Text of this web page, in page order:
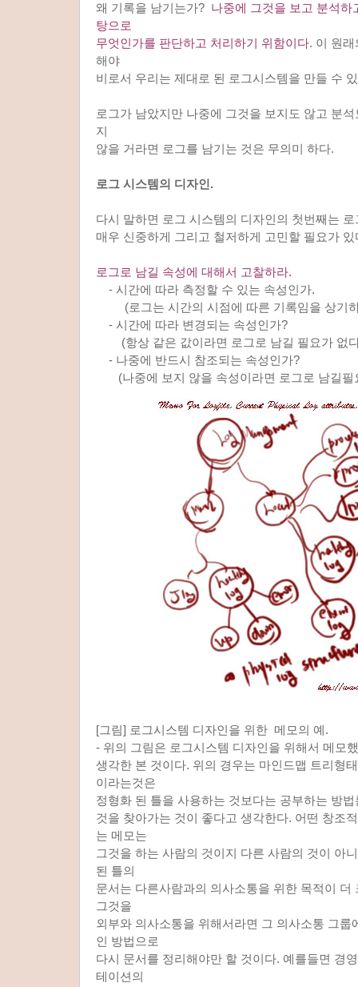
왜 기록을 남기는가? 나중에 그것을 보고 분석하
탕으로
무엇인가를 판단하고 처리하기 위함이다. 이 원
해야
비로서 우리는 제대로 된 로그시스템을 만들 수
로그가 남았지만 나중에 그것을 보지도 않고 분
지
않을 거라면 로그를 남기는 것은 무의미 하다.
로그 시스템의 디자인.
다시 말하면 로그 시스템의 디자인의 첫번째는
매우 신중하게 그리고 철저하게 고민할 필요가 있
로그로 남길 속성에 대해서 고찰하라.
- 시간에 따라 측정할 수 있는 속성인가.
(로그는 시간의 시점에 따른 기록임을 상기
- 시간에 따라 변경되는 속성인가?
(항상 같은 값이라면 로그로 남길 필요가 없
- 나중에 반드시 참조되는 속성인가?
(나중에 보지 않을 속성이라면 로그로 남길필
[그림] 로그시스템 디자인을 위한 메모의 예.
- 위의 그림은 로그시스템 디자인을 위해서 메모
생각한 본 것이다. 위의 경우는 마인드맵 트리형
이라는것은
정형화 된 틀을 사용하는 것보다는 공부하는 방
것을 찾아가는 것이 좋다고 생각한다. 어떤 창조
는 메모는
그것을 하는 사람의 것이지 다른 사람의 것이 아
된 틀의
문서는 다른사람과의 의사소통을 위한 목적이 더
그것을
외부와 의사소통을 위해서라면 그 의사소통 그룹
인 방법으로
다시 문서를 정리해야만 할 것이다. 예를들면 경
테이션의